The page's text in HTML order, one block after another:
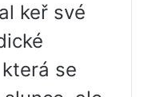
keř své
se